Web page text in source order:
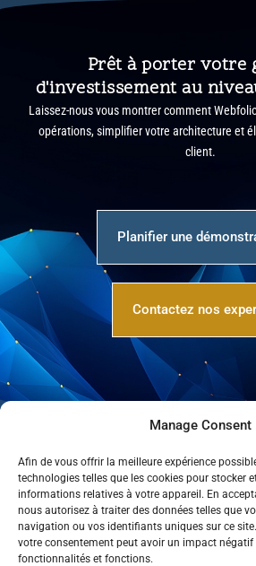
Manage Consent
Afin de vous offrir la meilleure expérience
technologies telles que les cookies pour stocker
informations relatives à votre appareil. En
nous autorisez à traiter des données telles que
navigation ou vos identifiants uniques sur ce
votre consentement peut avoir un impact négatif
fonctionnalités et fonctions.
Prêt à porter votre
d'investissement au
Laissez-nous vous montrer comment
opérations, simplifier votre architecture et
client.
Planifier une
Contactez nos
Webfolio
Stratégie et actifs